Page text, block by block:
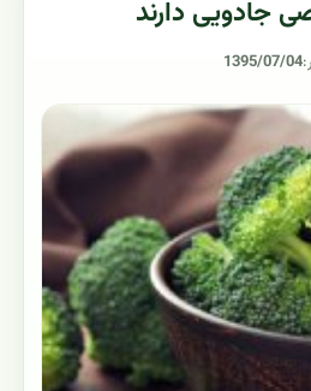
جادویی دارند
1395/07/04